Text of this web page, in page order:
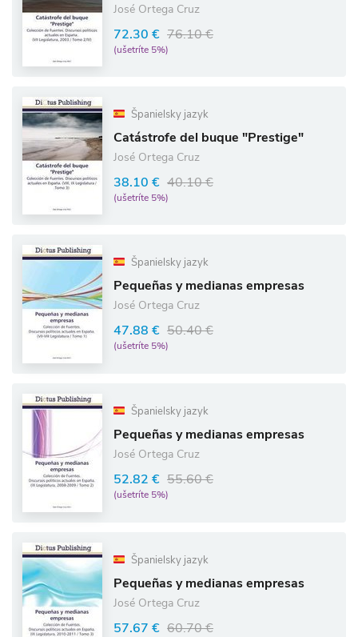
José Ortega Cruz
72.30 € 76.10 €
(ušetríte 5%)
Španielsky jazyk
Catástrofe del buque "Prestige"
José Ortega Cruz
38.10 € 40.10 €
(ušetríte 5%)
Španielsky jazyk
Pequeñas y medianas empresas
José Ortega Cruz
47.88 € 50.40 €
(ušetríte 5%)
Španielsky jazyk
Pequeñas y medianas empresas
José Ortega Cruz
52.82 € 55.60 €
(ušetríte 5%)
Španielsky jazyk
Pequeñas y medianas empresas
José Ortega Cruz
57.67 € 60.70 €